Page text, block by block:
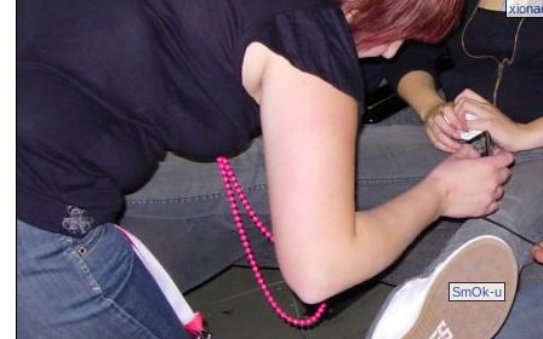
SmOk-u